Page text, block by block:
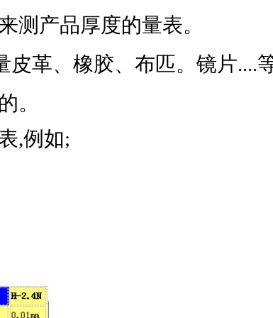
测产品厚度的量表。
革、橡胶、布匹。镜片....
。
,例如;